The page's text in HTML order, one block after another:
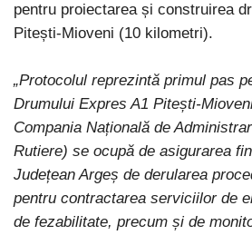
pentru proiectarea și construirea
Pitești-Mioveni (10 kilometri).
„Protocolul reprezintă primul pas
Drumului Expres A1 Pitești-
Compania Națională de
Rutiere) se ocupă de asigurarea
Județean Argeș de derularea
pentru contractarea serviciilor de
de fezabilitate, precum și de